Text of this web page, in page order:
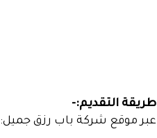
طريقة التقديم:-
عبر موقع شركة باب رزق جميل: